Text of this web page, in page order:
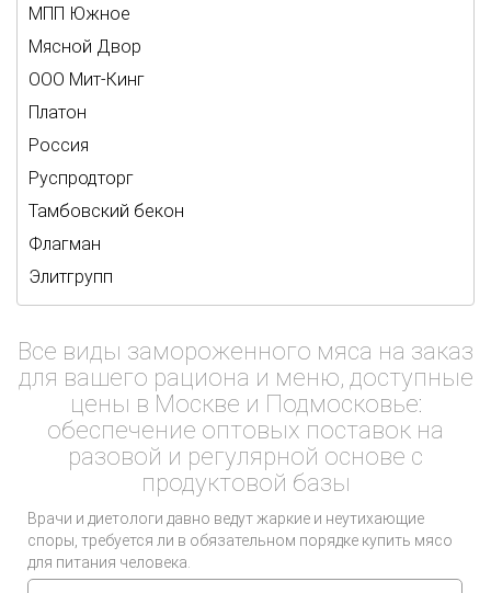
МПП Южное
Мясной Двор
ООО Мит-Кинг
Платон
Россия
Руспродторг
Тамбовский бекон
Флагман
Элитгрупп
Все виды замороженного мяса на заказ
для вашего рациона и меню, доступные
цены в Москве и Подмосковье:
обеспечение оптовых поставок на
разовой и регулярной основе с
продуктовой базы
Врачи и диетологи давно ведут жаркие и неутихающие
споры, требуется ли в обязательном порядке купить мясо
для питания человека.